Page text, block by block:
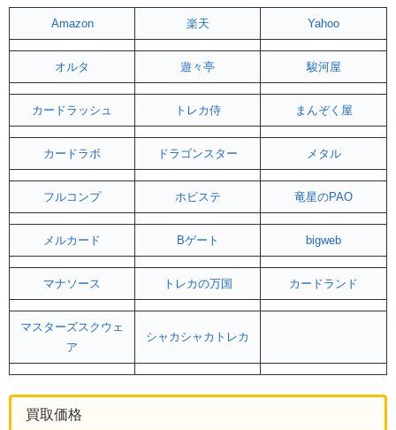
Amazon 楽天 Yahoo
オルタ 遊々亭 駿河屋
カードラッシュ トレカ侍 まんぞく屋
カードラボ ドラゴンスター メタル
フルコンプ ホビステ 竜星のPAO
メルカード Bゲート bigweb
マナソース トレカの万国 カードランド
マスターズスクウェ
ア
シャカシャカトレカ
買取価格